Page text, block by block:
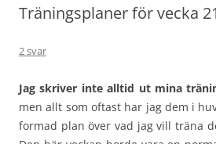
Träningsplaner för vecka 21
2 svar
Jag skriver inte alltid ut mina
men allt som oftast har jag dem i
formad plan över vad jag vill träna